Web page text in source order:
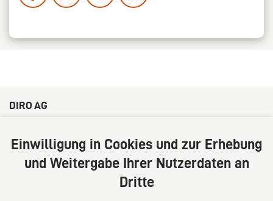
DIRO AG
20354 Hamburg
Deutschland
Tel: +49 (0) 40 41352231
Einwilligung in Cookies und zur Erhebung
und Weitergabe Ihrer Nutzerdaten an
Dritte